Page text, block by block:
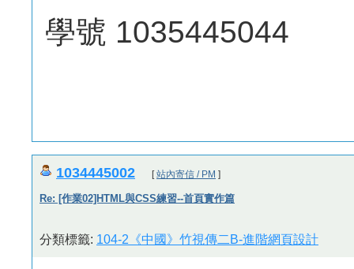
學號 1035445044
1034445002 [站內寄信 / PM ]
Re: [作業02]HTML與CSS練習--首頁實作篇
分類標籤: 104-2《中國》竹視傳二B-進階網頁設計